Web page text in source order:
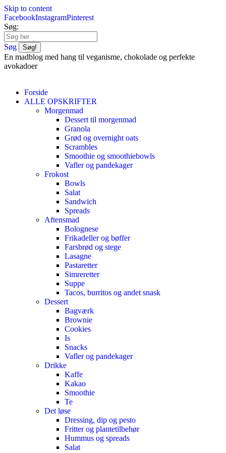
Skip to content
FacebookInstagramPinterest
Søg:
Søg
En madblog med hang til veganisme, chokolade og perfekte
avokadoer
Forside
ALLE OPSKRIFTER
Morgenmad
Dessert til morgenmad
Granola
Grød og overnight oats
Scrambles
Smoothie og smoothiebowls
Vafler og pandekager
Frokost
Bowls
Salat
Sandwich
Spreads
Aftensmad
Bolognese
Frikadeller og bøffer
Farsbrød og stege
Lasagne
Pastaretter
Simreretter
Suppe
Tacos, burritos og andet snask
Dessert
Bagværk
Brownie
Cookies
Is
Snacks
Vafler og pandekager
Drikke
Kaffe
Kakao
Smoothie
Te
Det løse
Dressing, dip og pesto
Fritter og plantetilbehør
Hummus og spreads
Salat